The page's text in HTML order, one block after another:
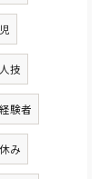
技
験者
み